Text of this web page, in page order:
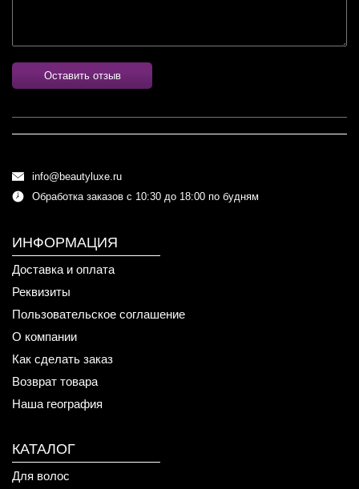
Оставить отзыв
info@beautyluxe.ru
Обработка заказов с 10:30 до 18:00 по будням
ИНФОРМАЦИЯ
Доставка и оплата
Реквизиты
Пользовательское соглашение
О компании
Как сделать заказ
Возврат товара
Наша география
КАТАЛОГ
Для волос